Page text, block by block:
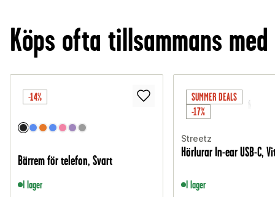
Köps ofta tillsammans med
-14%
Bärrem för telefon, Svart
I lager
SUMMER DEALS
-17%
Streetz
Hörlurar In-ear USB-C,
I lager